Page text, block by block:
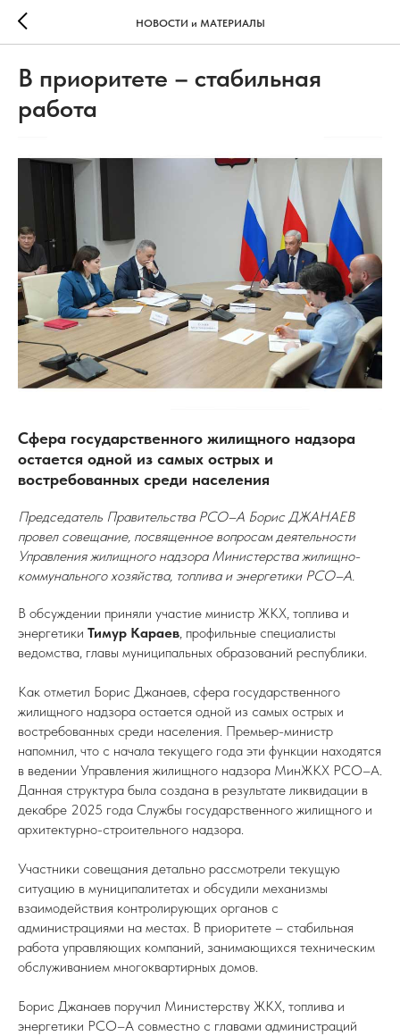
НОВОСТИ и МАТЕРИАЛЫ
В приоритете – стабильная
работа
Сфера государственного жилищного надзора
остается одной из самых острых и
востребованных среди населения
Председатель Правительства РСО–А Борис ДЖАНАЕВ
провел совещание, посвященное вопросам деятельности
Управления жилищного надзора Министерства жилищно-
коммунального хозяйства, топлива и энергетики РСО–А.
В обсуждении приняли участие министр ЖКХ, топлива и
энергетики Тимур Караев, профильные специалисты
ведомства, главы муниципальных образований республики.
Как отметил Борис Джанаев, сфера государственного
жилищного надзора остается одной из самых острых и
востребованных среди населения. Премьер-министр
напомнил, что с начала текущего года эти функции находятся
в ведении Управления жилищного надзора МинЖКХ РСО–А.
Данная структура была создана в результате ликвидации в
декабре 2025 года Службы государственного жилищного и
архитектурно-строительного надзора.
Участники совещания детально рассмотрели текущую
ситуацию в муниципалитетах и обсудили механизмы
взаимодействия контролирующих органов с
администрациями на местах. В приоритете – стабильная
работа управляющих компаний, занимающихся техническим
обслуживанием многоквартирных домов.
Борис Джанаев поручил Министерству ЖКХ, топлива и
энергетики РСО–А совместно с главами администраций